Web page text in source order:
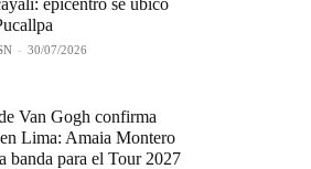
- 30/07/2026
Van Gogh confirma
Lima: Amaia Montero
banda para el Tour 2027